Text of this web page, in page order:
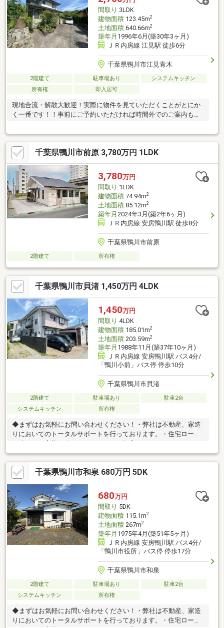
間取り 3LDK
建物面積123.45m2
土地面積640.66m2
築年月 1996年6月(築30年3ヶ月)
ＪＲ内房線 江見駅 徒歩6分
千葉県鴨川市江見青木
2階建て 駐車場あり
システムキッチン
所有権
即入居可
現地合流・解散大歓迎！実際に物件を見ていただくことがとにか
く一番です！！事前にご予約いただければ時間外でのご案内も可
住宅ローンを取り扱っている弊社だからこそ出来るご提案がござ
います！不動産会社選びで迷っている方はぜひ一度ご相談くださ
い♪
千葉県鴨川市前原 3,780万円 1LDK
3,780万円
間取り 1LDK
建物面積74.94m2
土地面積85.12m2
築年月 2024年3月(築2年6ヶ月)
ＪＲ内房線 安房鴨川駅 徒歩8分
千葉県鴨川市前原
2階建て 所有権
千葉県鴨川市貝渚 1,450万円 4LDK
1,450万円
間取り 4LDK
建物面積185.01m2
土地面積203.59m2
築年月 1988年11月(築37年10ヶ月)
ＪＲ内房線 安房鴨川駅 バス4分/
「鴨川小前」バス停 停歩10分
千葉県鴨川市貝渚
2階建て 駐車場あり
駐車2台
システムキッチン
所有権
◆まずはお気軽にお問い合わせください！・弊社は不動産、家造
りにおいてのトータルサポートを行っております。・住宅ローン
す。・スタッフ一同、誠心誠意ご対応させていただきます！◆経
験知識が豊富なスタッフが在籍！迅速な対応を心掛けておりま
す。・お問合せを受けてから即日ご対応をさせていただきま
す。・その他物件情報も多数ございます！お気軽にお問い合わせ
ください。
千葉県鴨川市和泉 680万円 5DK
680万円
間取り 5DK
建物面積115.1m2
土地面積267m2
築年月 1975年4月(築51年5ヶ月)
ＪＲ内房線 安房鴨川駅 バス4分/
「鴨川市役所」バス停 停歩17分
千葉県鴨川市和泉
2階建て 駐車場あり
駐車2台
システムキッチン
所有権
◆まずはお気軽にお問い合わせください！・弊社は不動産、家造
りにおいてのトータルサポートを行っております。・住宅ローン